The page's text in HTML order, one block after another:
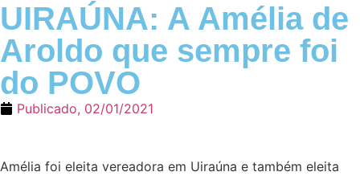
UIRAÚNA: A Amélia de
Aroldo que sempre foi
do POVO
Publicado, 02/01/2021
Amélia foi eleita vereadora em Uiraúna e também eleita